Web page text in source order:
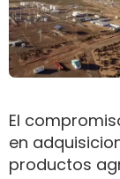
El
en
productos